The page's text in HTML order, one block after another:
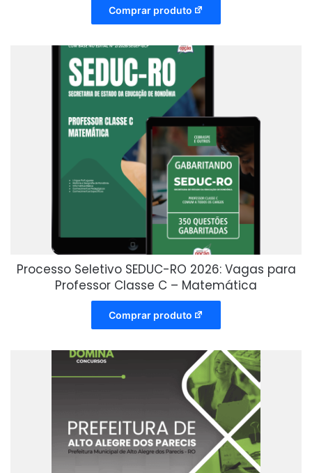
Comprar produto
Processo Seletivo SEDUC-RO 2026: Vagas para
Professor Classe C – Matemática
Comprar produto